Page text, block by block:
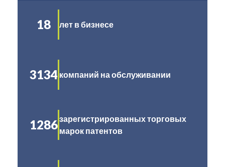
18 лет в бизнесе
3134 компаний на обслуживании
1286зарегистрированных торговых
марок патентов